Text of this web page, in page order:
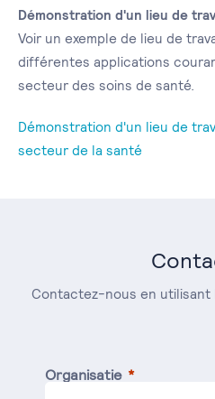
Démonstration d'un lieu de
Voir un exemple de lieu de
différentes applications
secteur des soins de santé.
Démonstration d'un lieu de
secteur de la santé
Contactez-nous en utilisant
Organisatie